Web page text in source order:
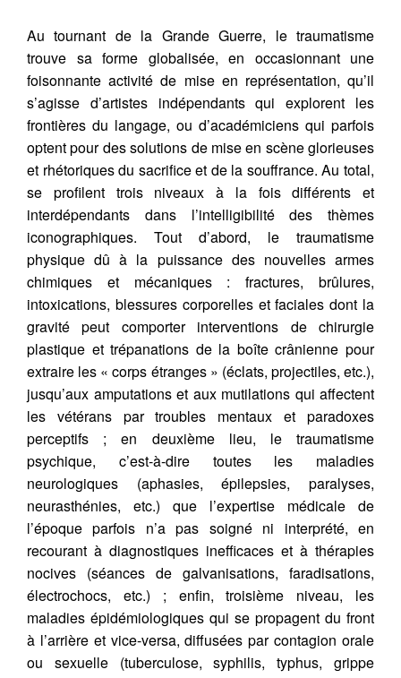
Au tournant de la Grande Guerre, le traumatisme
trouve sa forme globalisée, en occasionnant une
foisonnante activité de mise en représentation, qu’il
s’agisse d’artistes indépendants qui explorent les
frontières du langage, ou d’académiciens qui parfois
optent pour des solutions de mise en scène glorieuses
et rhétoriques du sacrifice et de la souffrance. Au total,
se profilent trois niveaux à la fois différents et
interdépendants dans l’intelligibilité des thèmes
iconographiques. Tout d’abord, le traumatisme
physique dû à la puissance des nouvelles armes
chimiques et mécaniques : fractures, brûlures,
intoxications, blessures corporelles et faciales dont la
gravité peut comporter interventions de chirurgie
plastique et trépanations de la boîte crânienne pour
extraire les « corps étranges » (éclats, projectiles, etc.),
jusqu’aux amputations et aux mutilations qui affectent
les vétérans par troubles mentaux et paradoxes
perceptifs ; en deuxième lieu, le traumatisme
psychique, c’est-à-dire toutes les maladies
neurologiques (aphasies, épilepsies, paralyses,
neurasthénies, etc.) que l’expertise médicale de
l’époque parfois n’a pas soigné ni interprété, en
recourant à diagnostiques inefficaces et à thérapies
nocives (séances de galvanisations, faradisations,
électrochocs, etc.) ; enfin, troisième niveau, les
maladies épidémiologiques qui se propagent du front
à l’arrière et vice-versa, diffusées par contagion orale
ou sexuelle (tuberculose, syphilis, typhus, grippe
https://doi.org/10.34745/numerev_1446
Copier dans votre presse-papier
Récupération de l'adresse e-mail